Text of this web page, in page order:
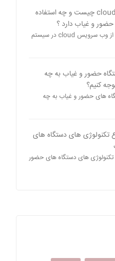
وب سرویس cloud چیست و چه استفاده
و غیاب دارد ؟
مزایای استفاده از وب سرویس cloud در سیستم
حضور و غیاب به چه
کنیم؟
های حضور و غیاب به چه
تکنولوژی های دستگاه های
تکنولوژی های دستگاه های حضور